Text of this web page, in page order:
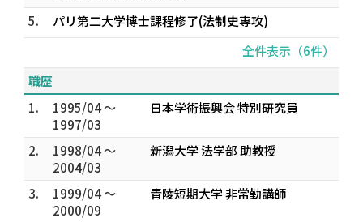
5.
パリ第二大学博士課程修了(法制史専攻)
全件表示（6件）
職歴
1.
1995/04 ～
1997/03
日本学術振興会 特別研究員
2.
1998/04 ～
2004/03
新潟大学 法学部 助教授
3.
1999/04 ～
2000/09
青陵短期大学 非常勤講師